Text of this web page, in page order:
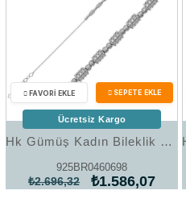
Hk Gümüş Kadın Bileklik Beyaz Dorissa |Gümüş Takı Hediyelik Ürünler
925BR0460698
₺1.586,07
₺2.696,32
Ücretsiz Kargo